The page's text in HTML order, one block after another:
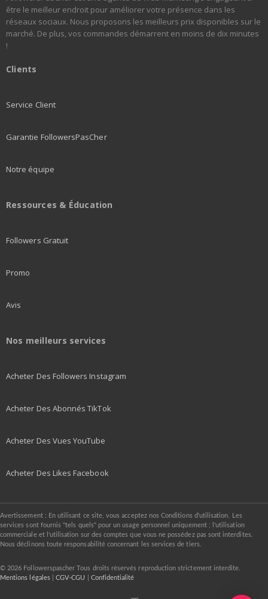
être le meilleur endroit pour améliorer votre présence dans les
réseaux sociaux. Nous proposons les meilleurs prix disponibles sur le
marché. De plus, vos commandes démarrent en moins de dix minutes
!
Clients
Service Client
Garantie FollowersPasCher
Notre équipe
Ressources & Éducation
Followers Gratuit
Promo
Avis
Nos meilleurs services
Acheter Des Followers Instagram
Acheter Des Abonnés TikTok
Acheter Des Vues YouTube
Acheter Des Likes Facebook
Avertissement : En utilisant ce site, vous acceptez nos Conditions d'utilisation. Les
services sont fournis "tels quels" pour un usage personnel uniquement ; l'utilisation
commerciale et l'utilisation sur des comptes que vous ne possédez pas sont interdites.
Nous déclinons toute responsabilité concernant les services de tiers.
© 2026 Followerspascher Tous droits réservés reproduction strictement interdite.
Mentions légales|CGV-CGU Confidentialité